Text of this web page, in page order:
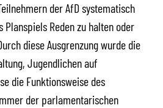
der AfD systematisch
Reden zu halten oder
diese Ausgrenzung wurde die
Jugendlichen auf
die Funktionsweise des
der parlamentarischen